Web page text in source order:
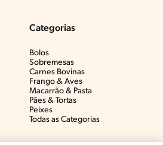
Categorias
Bolos
Sobremesas
Carnes Bovinas​
Frango & Aves​
Macarrão & Pasta​
Pães & Tortas​
Peixes
Todas as Categorias